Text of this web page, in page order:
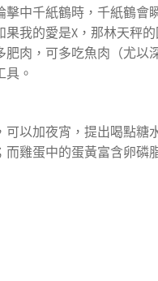
中千紙鶴時，千紙鶴會
我的愛是X，那林天秤的
肉，可多吃魚肉（尤以
。
以加夜宵，提出喝點糖
雞蛋中的蛋黃富含卵磷